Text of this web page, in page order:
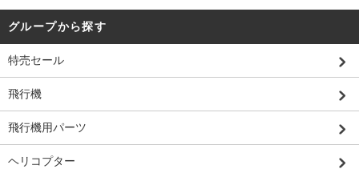
グループから探す
特売セール
飛行機
飛行機用パーツ
ヘリコプター